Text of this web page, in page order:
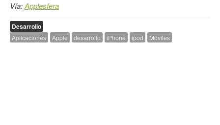
Vía:Applesfera
Desarrollo
Aplicaciones Apple desarrollo iPhone ipod Móviles